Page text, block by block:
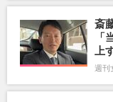
斎
「
上
週刊